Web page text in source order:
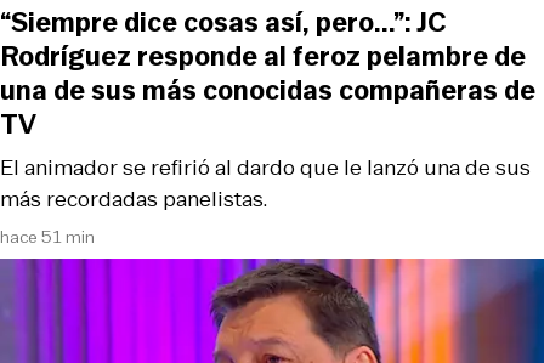
hace 51 min
El animador se refirió al dardo que le lanzó una de sus
más recordadas panelistas.
“Siempre dice cosas así, pero...”: JC
Rodríguez responde al feroz pelambre de
una de sus más conocidas compañeras de
TV